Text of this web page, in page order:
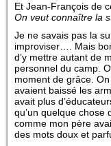
Et Jean-François de
On veut connaître la
Je ne savais pas la
improviser…. Mais
d’y mettre autant de
personnel du camp.
moment de grâce.
avaient baissé les
avait plus
qu’un quelque chose
comme mon père
des mots doux et